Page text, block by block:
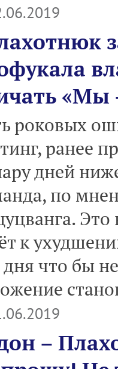
«Мы
роковых
ранее
дней
по
к
что бы
–